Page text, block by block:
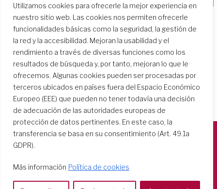
Utilizamos cookies para ofrecerle la mejor experiencia en
nuestro sitio web. Las cookies nos permiten ofrecerle
funcionalidades básicas como la seguridad, la gestión de
la red y la accesibilidad. Mejoran la usabilidad y el
rendimiento a través de diversas funciones como los
resultados de búsqueda y, por tanto, mejoran lo que le
ofrecemos. Algunas cookies pueden ser procesadas por
terceros ubicados en países fuera del Espacio Económico
Europeo (EEE) que pueden no tener todavía una decisión
de adecuación de las autoridades europeas de
protección de datos pertinentes. En este caso, la
transferencia se basa en su consentimiento (Art. 49.1a
GDPR).
Más información Política de cookies
Casa Generalizia